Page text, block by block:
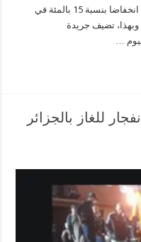
التعليم الخاص، كمال الديساوي، “إننا نسجل انخفاضا بنسبة 15 بالمئة في
150 ألف تلميذ”. وبهذا، تضيف جريدة
…
للغاز بالجزائر